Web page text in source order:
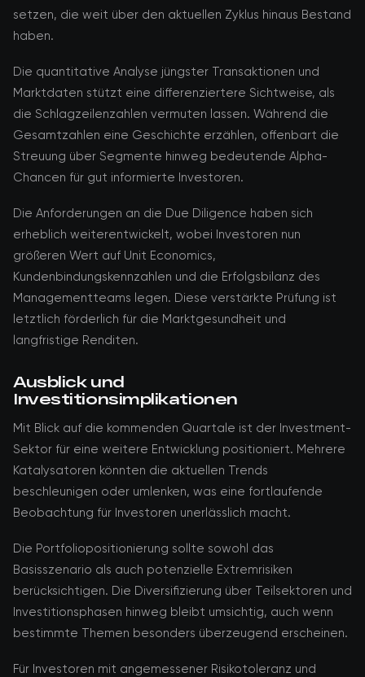
setzen, die weit über den aktuellen Zyklus hinaus Bestand
haben.
Die quantitative Analyse jüngster Transaktionen und
Marktdaten stützt eine differenziertere Sichtweise, als
die Schlagzeilenzahlen vermuten lassen. Während die
Gesamtzahlen eine Geschichte erzählen, offenbart die
Streuung über Segmente hinweg bedeutende Alpha-
Chancen für gut informierte Investoren.
Die Anforderungen an die Due Diligence haben sich
erheblich weiterentwickelt, wobei Investoren nun
größeren Wert auf Unit Economics,
Kundenbindungskennzahlen und die Erfolgsbilanz des
Managementteams legen. Diese verstärkte Prüfung ist
letztlich förderlich für die Marktgesundheit und
langfristige Renditen.
Ausblick und
Investitionsimplikationen
Mit Blick auf die kommenden Quartale ist der Investment-
Sektor für eine weitere Entwicklung positioniert. Mehrere
Katalysatoren könnten die aktuellen Trends
beschleunigen oder umlenken, was eine fortlaufende
Beobachtung für Investoren unerlässlich macht.
Die Portfoliopositionierung sollte sowohl das
Basisszenario als auch potenzielle Extremrisiken
berücksichtigen. Die Diversifizierung über Teilsektoren und
Investitionsphasen hinweg bleibt umsichtig, auch wenn
bestimmte Themen besonders überzeugend erscheinen.
Für Investoren mit angemessener Risikotoleranz und